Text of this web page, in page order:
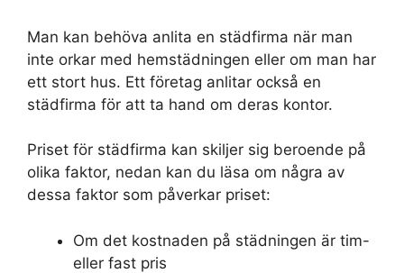
Man kan behöva anlita en städfirma när man
inte orkar med hemstädningen eller om man har
ett stort hus. Ett företag anlitar också en
städfirma för att ta hand om deras kontor.
Priset för städfirma kan skiljer sig beroende på
olika faktor, nedan kan du läsa om några av
dessa faktor som påverkar priset:
Om det kostnaden på städningen är tim-
eller fast pris